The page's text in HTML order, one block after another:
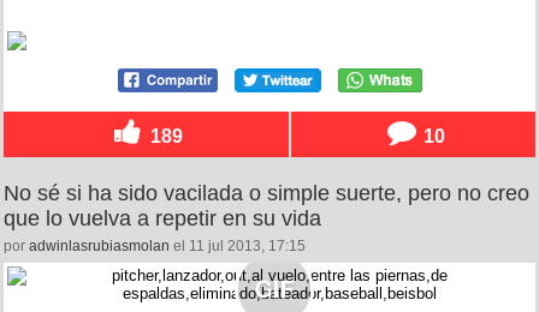
189 10
No sé si ha sido vacilada o simple suerte, pero no creo
que lo vuelva a repetir en su vida
por adwinlasrubiasmolan el 11 jul 2013, 17:15